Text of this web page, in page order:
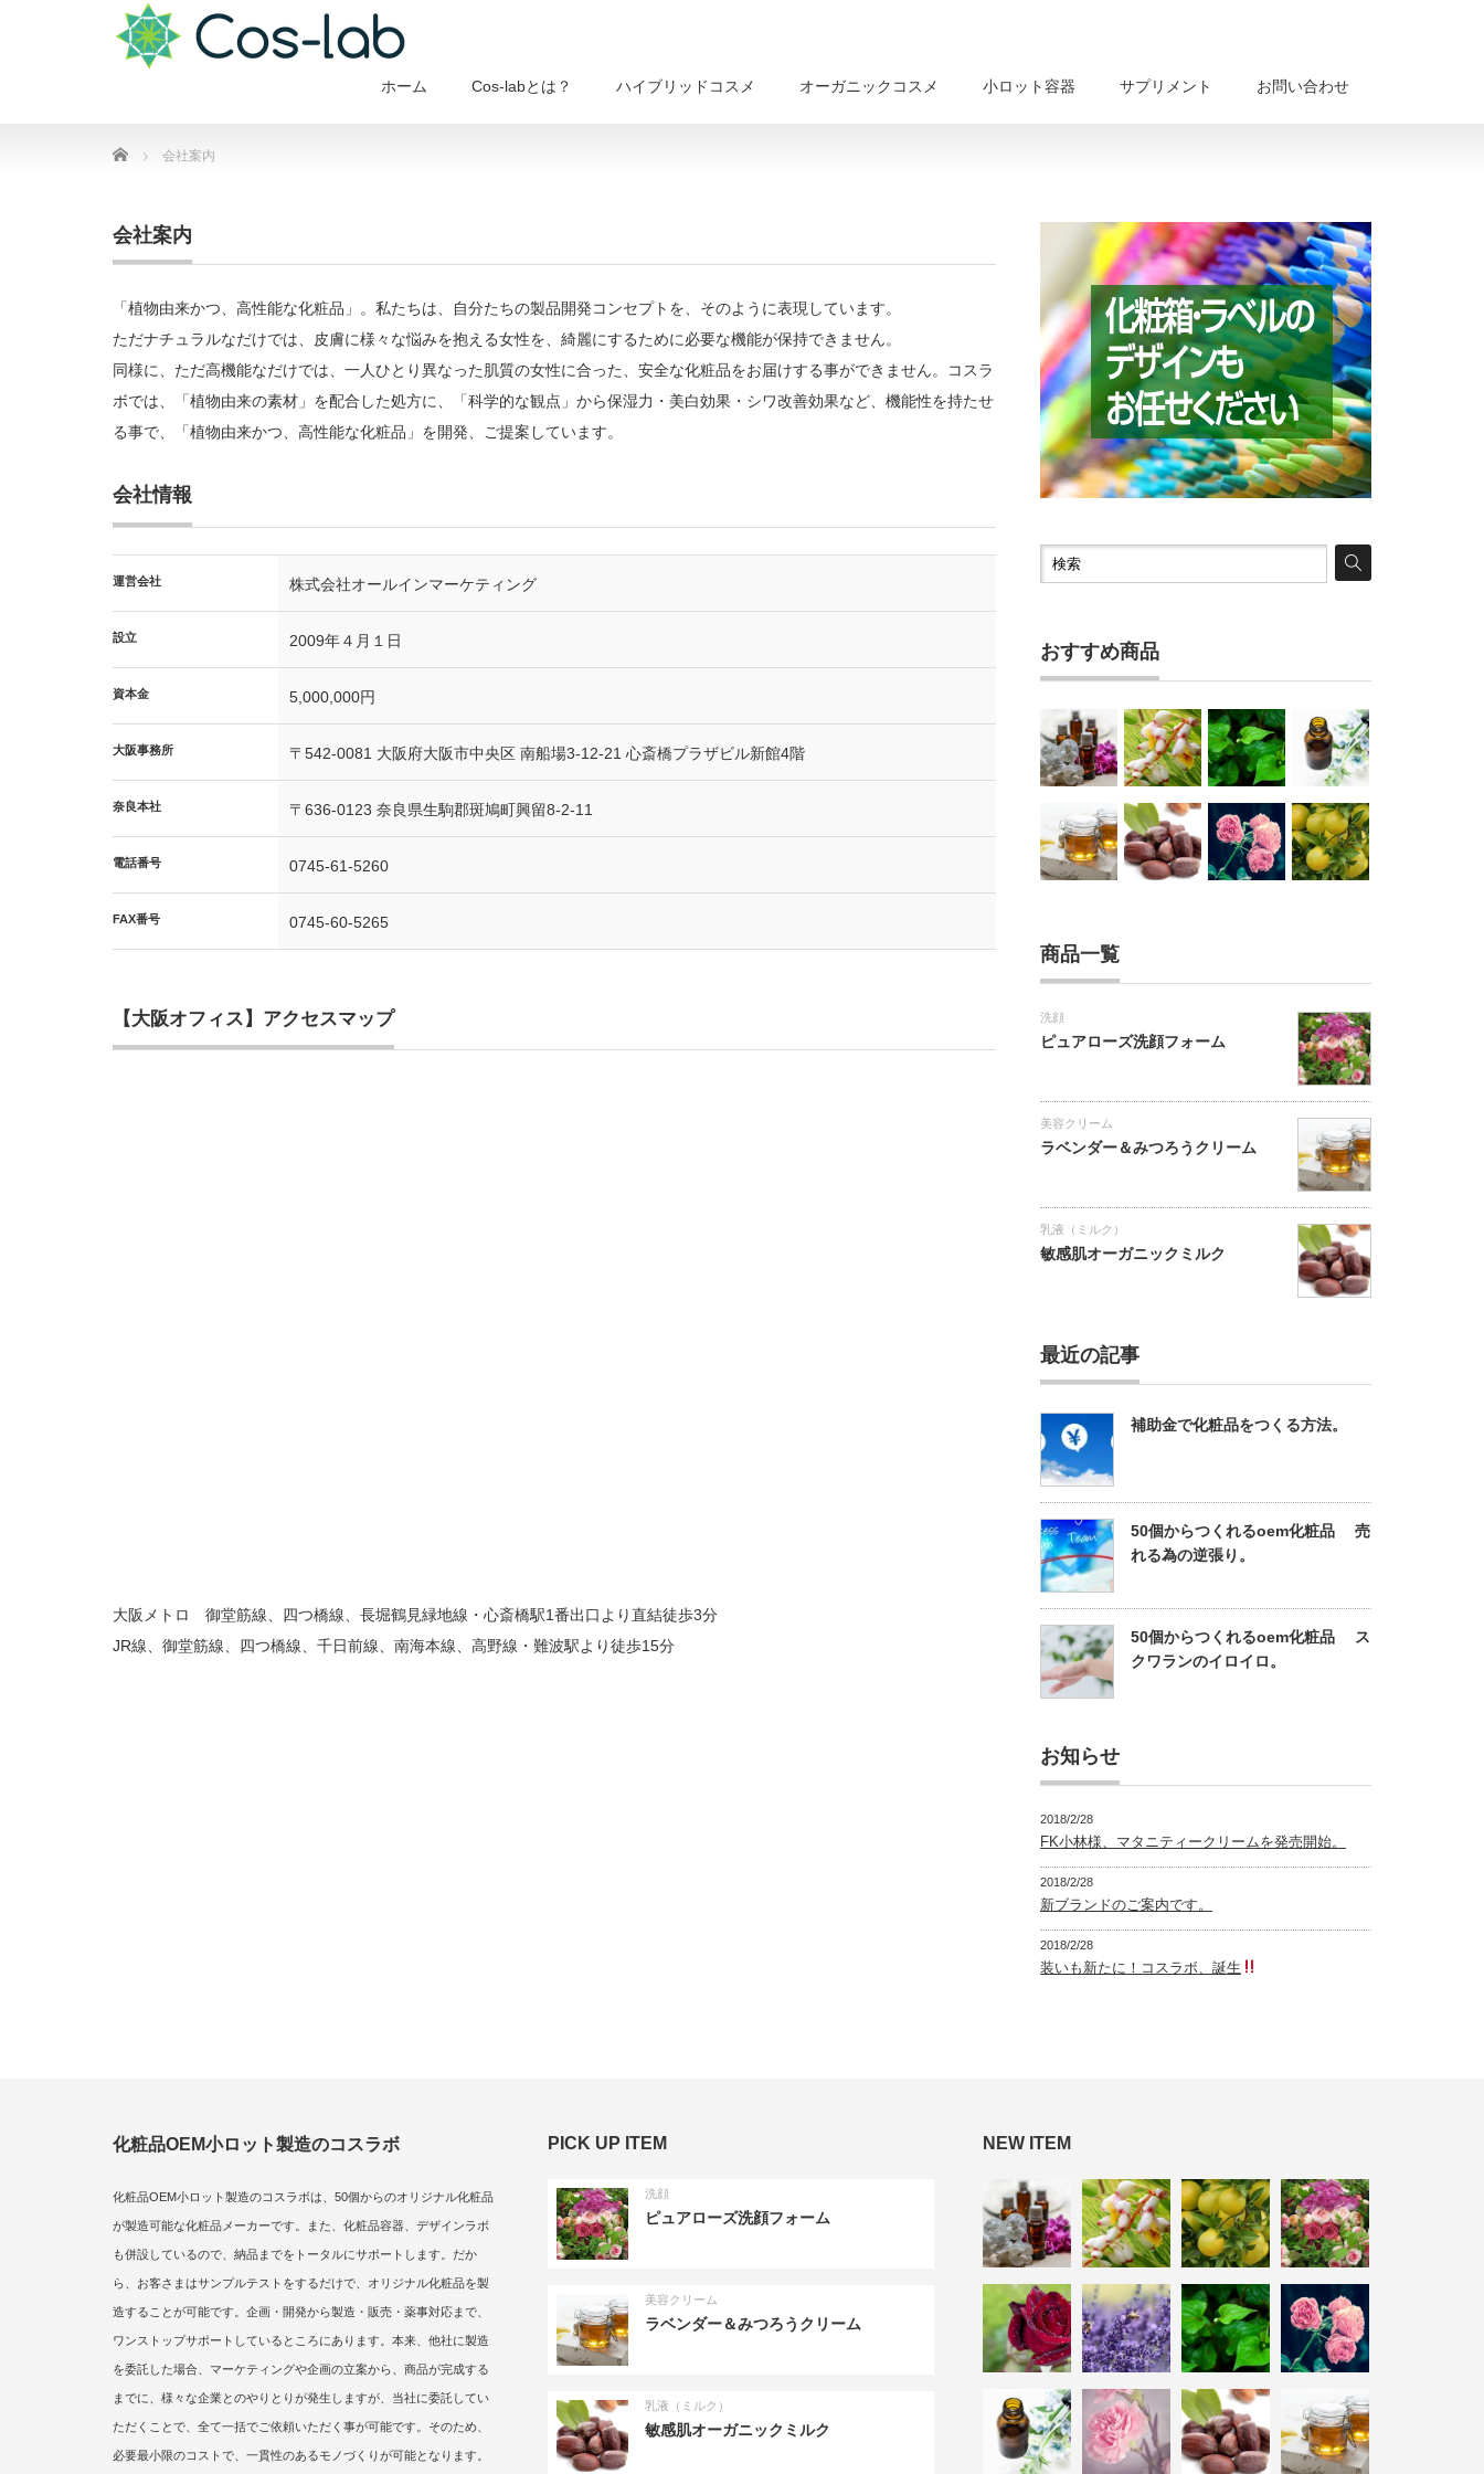
ホーム Cos-labとは？ ハイブリッドコスメ オーガニックコスメ 小ロット容器 サプリメント お問い合わせ
Home 会社案内
会社案内
「植物由来かつ、高性能な化粧品」。私たちは、自分たちの製品開発コンセプトを、そのように表現しています。
ただナチュラルなだけでは、皮膚に様々な悩みを抱える女性を、綺麗にするために必要な機能が保持できません。
同様に、ただ高機能なだけでは、一人ひとり異なった肌質の女性に合った、安全な化粧品をお届けする事ができません。コスラ
ボでは、「植物由来の素材」を配合した処方に、「科学的な観点」から保湿力・美白効果・シワ改善効果など、機能性を持たせ
る事で、「植物由来かつ、高性能な化粧品」を開発、ご提案しています。
会社情報
運営会社 株式会社オールインマーケティング
設立 2009年４月１日
資本金 5,000,000円
大阪事務所 〒542-0081 大阪府大阪市中央区 南船場3-12-21 心斎橋プラザビル新館4階
奈良本社 〒636-0123 奈良県生駒郡斑鳩町興留8-2-11
電話番号 0745-61-5260
FAX番号 0745-60-5265
【大阪オフィス】アクセスマップ
大阪メトロ 御堂筋線、四つ橋線、長堀鶴見緑地線・心斎橋駅1番出口より直結徒歩3分
JR線、御堂筋線、四つ橋線、千日前線、南海本線、高野線・難波駅より徒歩15分
おすすめ商品
商品一覧
洗顔
ピュアローズ洗顔フォーム
美容クリーム
ラベンダー＆みつろうクリーム
乳液（ミルク）
敏感肌オーガニックミルク
最近の記事
補助金で化粧品をつくる方法。
50個からつくれるoem化粧品 売
れる為の逆張り。
50個からつくれるoem化粧品 ス
クワランのイロイロ。
お知らせ
2018/2/28
FK小林様、マタニティークリームを発売開始。
2018/2/28
新ブランドのご案内です。
2018/2/28
装いも新たに！コスラボ、誕生
化粧品OEM小ロット製造のコスラボ
化粧品OEM小ロット製造のコスラボは、50個からのオリジナル化粧品
が製造可能な化粧品メーカーです。また、化粧品容器、デザインラボ
も併設しているので、納品までをトータルにサポートします。だか
ら、お客さまはサンプルテストをするだけで、オリジナル化粧品を製
造することが可能です。企画・開発から製造・販売・薬事対応まで、
ワンストップサポートしているところにあります。本来、他社に製造
を委託した場合、マーケティングや企画の立案から、商品が完成する
までに、様々な企業とのやりとりが発生しますが、当社に委託してい
ただくことで、全て一括でご依頼いただく事が可能です。そのため、
必要最小限のコストで、一貫性のあるモノづくりが可能となります。
PICK UP ITEM
洗顔
ピュアローズ洗顔フォーム
美容クリーム
ラベンダー＆みつろうクリーム
乳液（ミルク）
敏感肌オーガニックミルク
NEW ITEM